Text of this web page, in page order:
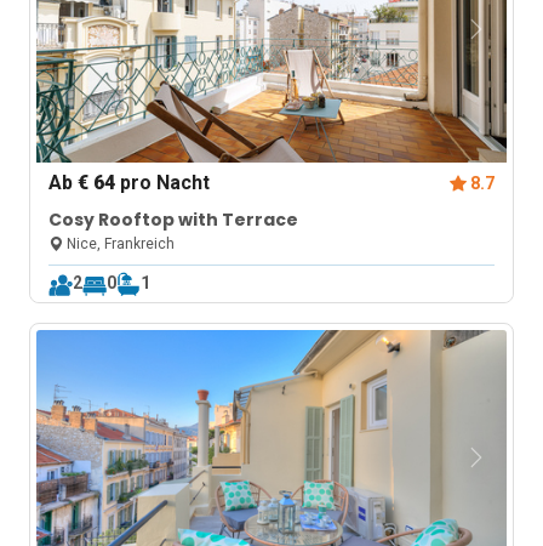
Ab€ 64 pro Nacht 8.7
Cosy Rooftop with Terrace
Nice, Frankreich
2 0 1